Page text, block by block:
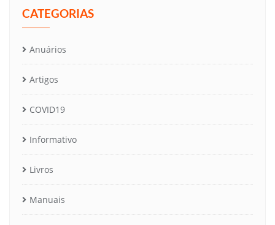
CATEGORIAS
Anuários
Artigos
COVID19
Informativo
Livros
Manuais